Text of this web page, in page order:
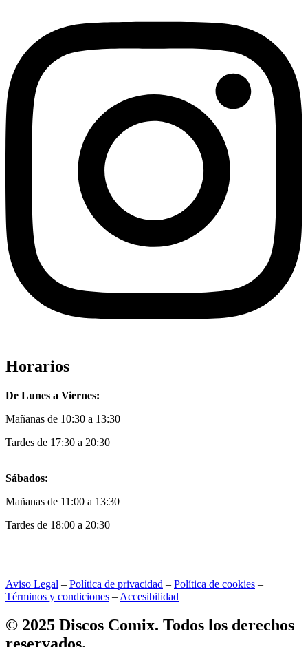
Horarios
De Lunes a Viernes:
Mañanas de 10:30 a 13:30
Tardes de 17:30 a 20:30
Sábados:
Mañanas de 11:00 a 13:30
Tardes de 18:00 a 20:30
Aviso Legal – Política de privacidad – Política de cookies –
Términos y condiciones – Accesibilidad
© 2025 Discos Comix. Todos los derechos